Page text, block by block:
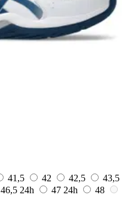
41,5 42 42,5
43,5
46,5 24h 47 24h
48